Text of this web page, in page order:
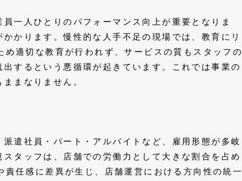
一人ひとりのパフォーマンス向上が重要となりま
かります。慢性的な人手不足の現場では、教育にリ
適切な教育が行われず、サービスの質もスタッフの
するという悪循環が起きています。これでは事業の
ままなりません。
遣社員・パート・アルバイトなど、雇用形態が多岐
タッフは、店舗での労働力として大きな割合を占め
任感に差異が生じ、店舗運営における方向性の統一